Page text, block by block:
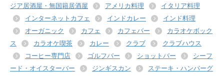
ジア居酒屋・無国籍居酒屋
アメリカ料理
イタリア料理
インターネットカフェ
インドカレー
インド料理
オーガニック
カフェ カフェバー
カラオケボック
ス
カラオケ喫茶 カレー クラブ
クラブハウス
コーヒー専門店
ゴルフバー ショットバー
シーフ
ード・オイスターバー
ジンギスカン
ステーキ・ハンバーグ